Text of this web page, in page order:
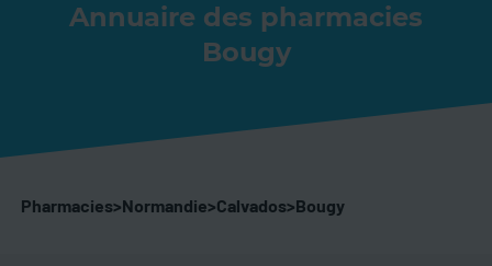
Annuaire des pharmacies
Bougy
Pharmacies>Normandie>Calvados>Bougy